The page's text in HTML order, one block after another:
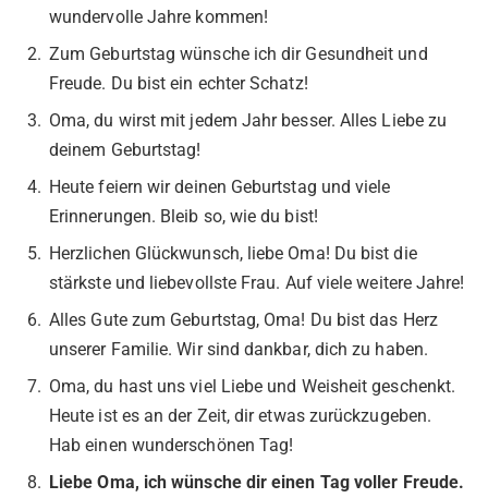
wundervolle Jahre kommen!
Zum Geburtstag wünsche ich dir Gesundheit und
Freude. Du bist ein echter Schatz!
Oma, du wirst mit jedem Jahr besser. Alles Liebe zu
deinem Geburtstag!
Heute feiern wir deinen Geburtstag und viele
Erinnerungen. Bleib so, wie du bist!
Herzlichen Glückwunsch, liebe Oma! Du bist die
stärkste und liebevollste Frau. Auf viele weitere Jahre!
Alles Gute zum Geburtstag, Oma! Du bist das Herz
unserer Familie. Wir sind dankbar, dich zu haben.
Oma, du hast uns viel Liebe und Weisheit geschenkt.
Heute ist es an der Zeit, dir etwas zurückzugeben.
Hab einen wunderschönen Tag!
Liebe Oma, ich wünsche dir einen Tag voller Freude.